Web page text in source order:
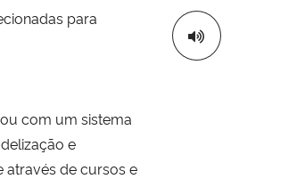
para
com um sistema
e
através de cursos e